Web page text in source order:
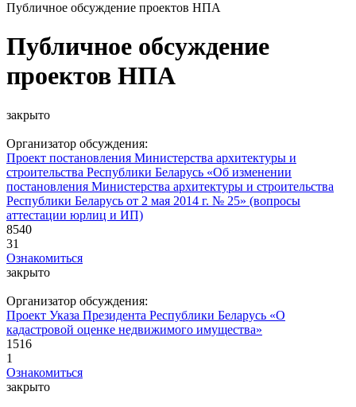
Публичное обсуждение проектов НПА
Публичное обсуждение
проектов НПА
закрыто
Организатор обсуждения:
Проект постановления Министерства архитектуры и
строительства Республики Беларусь «Об изменении
постановления Министерства архитектуры и строительства
Республики Беларусь от 2 мая 2014 г. № 25» (вопросы
аттестации юрлиц и ИП)
8540
31
Ознакомиться
закрыто
Организатор обсуждения:
Проект Указа Президента Республики Беларусь «О
кадастровой оценке недвижимого имущества»
1516
1
Ознакомиться
закрыто